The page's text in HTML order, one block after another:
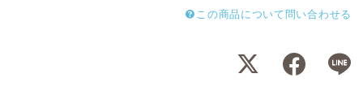
この商品について問い合わせる